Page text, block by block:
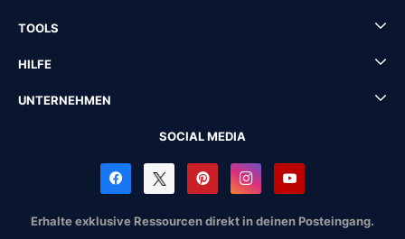
TOOLS
HILFE
UNTERNEHMEN
SOCIAL MEDIA
Erhalte exklusive Ressourcen direkt in deinen Posteingang.